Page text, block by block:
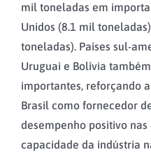
mil toneladas em
Unidos (8.1 mil
toneladas). Países sul-
Uruguai e Bolívia
importantes, reforçando
Brasil como fornecedor
desempenho positivo
capacidade da indústria